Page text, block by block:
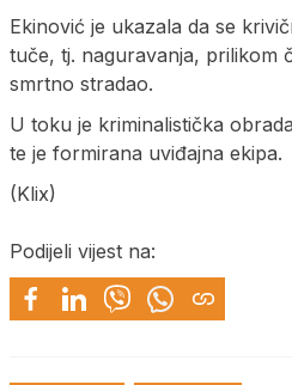
Ekinović je ukazala da se
tuče, tj. naguravanja, prilikom
smrtno stradao.
U toku je kriminalistička
te je formirana uviđajna ekipa.
(Klix)
Podijeli vijest na: